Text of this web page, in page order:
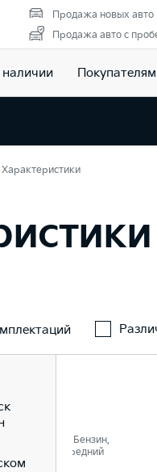
Продажа новых авто
Продажа авто с
Покупателям
Характеристики
1.6 / 128 л. c. / Бензин,
Автомат / Передний